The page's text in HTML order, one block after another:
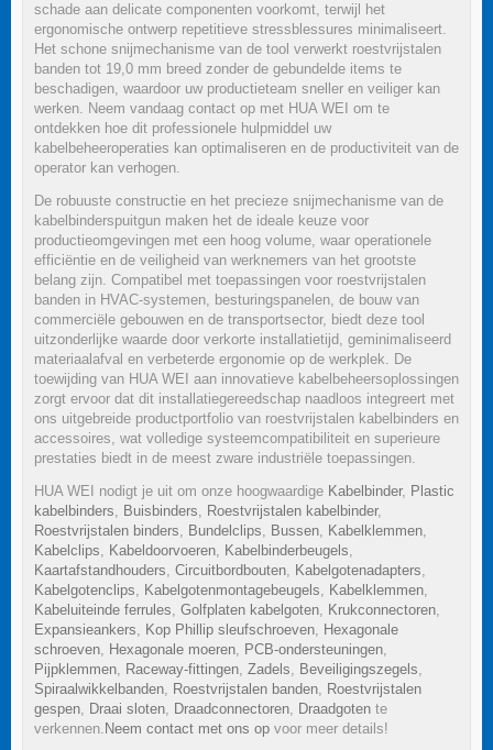
schade aan delicate componenten voorkomt, terwijl het
ergonomische ontwerp repetitieve stressblessures minimaliseert.
Het schone snijmechanisme van de tool verwerkt roestvrijstalen
banden tot 19,0 mm breed zonder de gebundelde items te
beschadigen, waardoor uw productieteam sneller en veiliger kan
werken. Neem vandaag contact op met HUA WEI om te
ontdekken hoe dit professionele hulpmiddel uw
kabelbeheeroperaties kan optimaliseren en de productiviteit van de
operator kan verhogen.
De robuuste constructie en het precieze snijmechanisme van de
kabelbinderspuitgun maken het de ideale keuze voor
productieomgevingen met een hoog volume, waar operationele
efficiëntie en de veiligheid van werknemers van het grootste
belang zijn. Compatibel met toepassingen voor roestvrijstalen
banden in HVAC-systemen, besturingspanelen, de bouw van
commerciële gebouwen en de transportsector, biedt deze tool
uitzonderlijke waarde door verkorte installatietijd, geminimaliseerd
materiaalafval en verbeterde ergonomie op de werkplek. De
toewijding van HUA WEI aan innovatieve kabelbeheersoplossingen
zorgt ervoor dat dit installatiegereedschap naadloos integreert met
ons uitgebreide productportfolio van roestvrijstalen kabelbinders en
accessoires, wat volledige systeemcompatibiliteit en superieure
prestaties biedt in de meest zware industriële toepassingen.
HUA WEI nodigt je uit om onze hoogwaardige Kabelbinder, Plastic
kabelbinders, Buisbinders, Roestvrijstalen kabelbinder,
Roestvrijstalen binders, Bundelclips, Bussen, Kabelklemmen,
Kabelclips, Kabeldoorvoeren, Kabelbinderbeugels,
Kaartafstandhouders, Circuitbordbouten, Kabelgotenadapters,
Kabelgotenclips, Kabelgotenmontagebeugels, Kabelklemmen,
Kabeluiteinde ferrules, Golfplaten kabelgoten, Krukconnectoren,
Expansieankers, Kop Phillip sleufschroeven, Hexagonale
schroeven, Hexagonale moeren, PCB-ondersteuningen,
Pijpklemmen, Raceway-fittingen, Zadels, Beveiligingszegels,
Spiraalwikkelbanden, Roestvrijstalen banden, Roestvrijstalen
gespen, Draai sloten, Draadconnectoren, Draadgoten te
verkennen. Neem contact met ons op voor meer details!